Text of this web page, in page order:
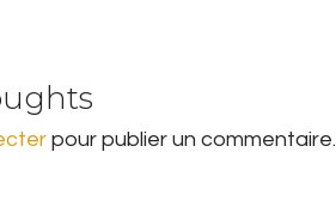
pour publier un commentaire.